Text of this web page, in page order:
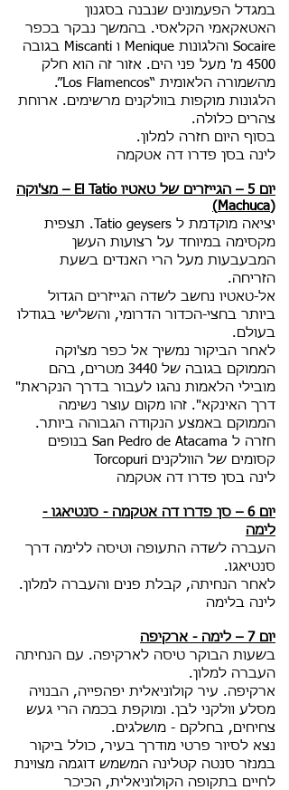
במגדל הפעמונים שנבנה בסגנון
האטאקאמי הקלאסי. בהמשך נבקר בכפר
Socaire והלגונות Menique ו Miscanti בגובה
4500 מ' מעל פני הים. אזור זה הוא חלק
מהשמורה הלאומית “Los Flamencos”.
הלגונות מוקפות בוולקנים מרשימים. ארוחת
צהרים כלולה.
בסוף היום חזרה למלון.
לינה בסן פדרו דה אטקמה
יום 5 – הגייזרים של טאטיו El Tatio – מצ'וקה
(Machuca)
יציאה מוקדמת ל Tatio geysers. תצפית
מקסימה במיוחד על רצועות העשן
המבעבעות מעל הרי האנדים בשעת
הזריחה.
אל-טאטיו נחשב לשדה הגייזרים הגדול
ביותר בחצי-הכדור הדרומי, והשלישי בגודלו
בעולם.
לאחר הביקור נמשיך אל כפר מצ'וקה
הממוקם בגובה של 3440 מטרים, בהם
מובילי הלאמות נהגו לעבור בדרך הנקראת"
דרך האינקא". זהו מקום עוצר נשימה
הממוקם באמצע הנקודה הגבוהה ביותר.
חזרה ל San Pedro de Atacama בנופים
קסומים של הוולקנים Torcopuri
לינה בסן פדרו דה אטקמה
יום 6 – סן פדרו דה אטקמה - סנטיאגו -
לימה
העברה לשדה התעופה וטיסה ללימה דרך
סנטיאגו.
לאחר הנחיתה, קבלת פנים והעברה למלון.
לינה בלימה
יום 7 – לימה - ארקיפה
בשעות הבוקר טיסה לארקיפה. עם הנחיתה
העברה למלון.
ארקיפה. עיר קולוניאלית יפהפייה, הבנויה
מסלע וולקני לבן. ומוקפת בכמה הרי געש
צחיחים, בחלקם - מושלגים.
נצא לסיור פרטי מודרך בעיר, כולל ביקור
במנזר סנטה קטלינה המשמש דוגמה מצוינת
לחיים בתקופה הקולוניאלית, הכיכר